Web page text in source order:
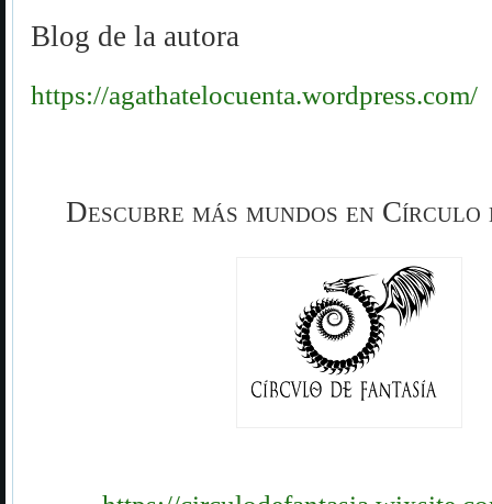
Blog de la autora
https://agathatelocuenta.wordpress.com/
Descubre más mundos en Círculo